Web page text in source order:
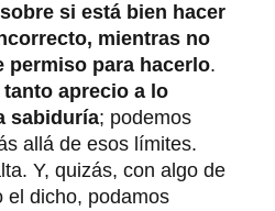
si está bien hacer
mientras no
permiso para hacerlo.
aprecio a lo
sabiduría; podemos
allá de esos límites.
Y, quizás, con algo de
el dicho, podamos